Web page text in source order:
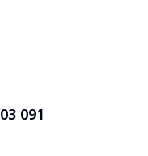
091